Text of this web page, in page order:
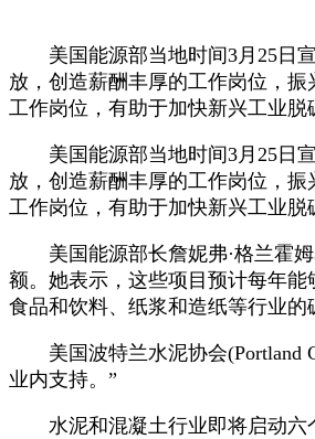
美国能源部当地时间3月25日宣
放，创造薪酬丰厚的工作岗位，
工作岗位，有助于加快新兴工业脱
美国能源部当地时间3月25日宣
放，创造薪酬丰厚的工作岗位，
工作岗位，有助于加快新兴工业脱
美国能源部长詹妮弗·格兰霍姆
额。她表示，这些项目预计每年能
食品和饮料、纸浆和造纸等行业的
美国波特兰水泥协会(Portland
业内支持。”
水泥和混凝土行业即将启动六个